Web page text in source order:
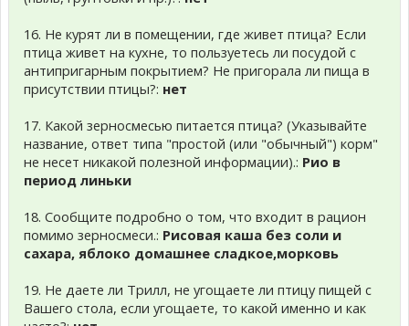
16. Не курят ли в помещении, где живет птица? Если
птица живет на кухне, то пользуетесь ли посудой с
антипригарным покрытием? Не пригорала ли пища в
присутствии птицы?: нет
17. Какой зерносмесью питается птица? (Указывайте
название, ответ типа "простой (или "обычный") корм"
не несет никакой полезной информации).: Рио в
период линьки
18. Сообщите подробно о том, что входит в рацион
помимо зерносмеси.: Рисовая каша без соли и
сахара, яблоко домашнее сладкое,морковь
19. Не даете ли Трилл, не угощаете ли птицу пищей с
Вашего стола, если угощаете, то какой именно и как